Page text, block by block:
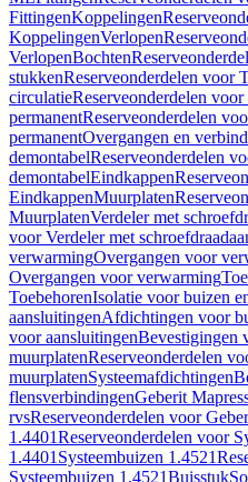
FittingenKoppelingen
KoppelingenVerlopen
VerlopenBochten
stukkenReserveonderdelen voor
circulatieReserveonderdelen
permanentReserveonderdelen
permanentOvergangen en
demontabelReserveonderdelen
demontabelEindkappen
EindkappenMuurplaten
MuurplatenVerdeler met
voor Verdeler met
verwarmingOvergangen voor
Overgangen voor verwarming
ToebehorenIsolatie voor buizen
aansluitingenAfdichtingen voor
voor aansluitingenBevestigingen
muurplatenReserveonderdelen
muurplatenSysteemafdichtingen
flensverbindingenGeberit
rvsReserveonderdelen voor
1.4401Reserveonderdelen voor
1.4401 Systeembuizen 1.4521
Systeembuizen 1.4521Buisstuk